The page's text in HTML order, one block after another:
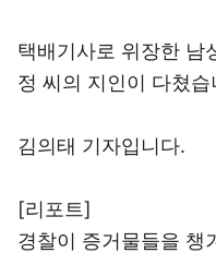
택배기사로 위장한 남
정 씨의 지인이 다쳤습
김의태 기자입니다.
[리포트]
경찰이 증거물들을 챙